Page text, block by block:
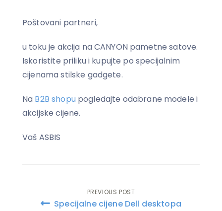
Poštovani partneri,
u toku je akcija na CANYON pametne satove.
Iskoristite priliku i kupujte po specijalnim
cijenama stilske gadgete.
Na B2B shopupogledajte odabrane modele i
akcijske cijene.
Vaš ASBIS
Post
PREVIOUS POST
Specijalne cijene Dell desktopa